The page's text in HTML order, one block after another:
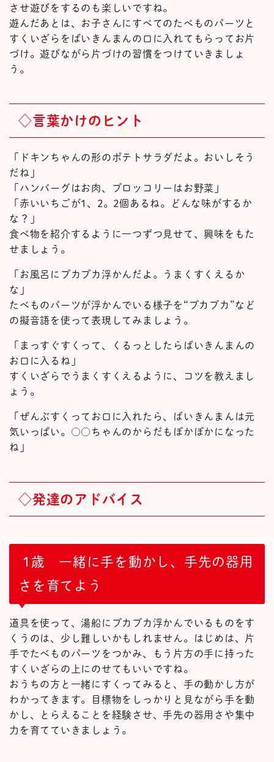
させ遊びをするのも楽しいですね。
遊んだあとは、お子さんにすべてのたべものパーツと
すくいざらをばいきんまんの口に入れてもらってお片
づけ。遊びながら片づけの習慣をつけていきましょ
う。
◇言葉かけのヒント
「ドキンちゃんの形のポテトサラダだよ。おいしそう
だね」
「ハンバーグはお肉、ブロッコリーはお野菜」
「赤いいちごが1、2。2個あるね。どんな味がするか
な？」
食べ物を紹介するように一つずつ見せて、興味をもた
せましょう。
「お風呂にプカプカ浮かんだよ。うまくすくえるか
な」
たべものパーツが浮かんでいる様子を“プカプカ”など
の擬音語を使って表現してみましょう。
「まっすぐすくって、くるっとしたらばいきんまんの
お口に入るね」
すくいざらでうまくすくえるように、コツを教えまし
ょう。
「ぜんぶすくってお口に入れたら、ばいきんまんは元
気いっぱい。○○ちゃんのからだもぽかぽかになった
ね」
◇発達のアドバイス
1歳 一緒に手を動かし、手先の器用
さを育てよう
道具を使って、湯船にプカプカ浮かんでいるものをす
くうのは、少し難しいかもしれません。はじめは、片
手でたべものパーツをつかみ、もう片方の手に持った
すくいざらの上にのせてもいいですね。
おうちの方と一緒にすくってみると、手の動かし方が
わかってきます。目標物をしっかりと見ながら手を動
かし、とらえることを経験させ、手先の器用さや集中
力を育てていきましょう。